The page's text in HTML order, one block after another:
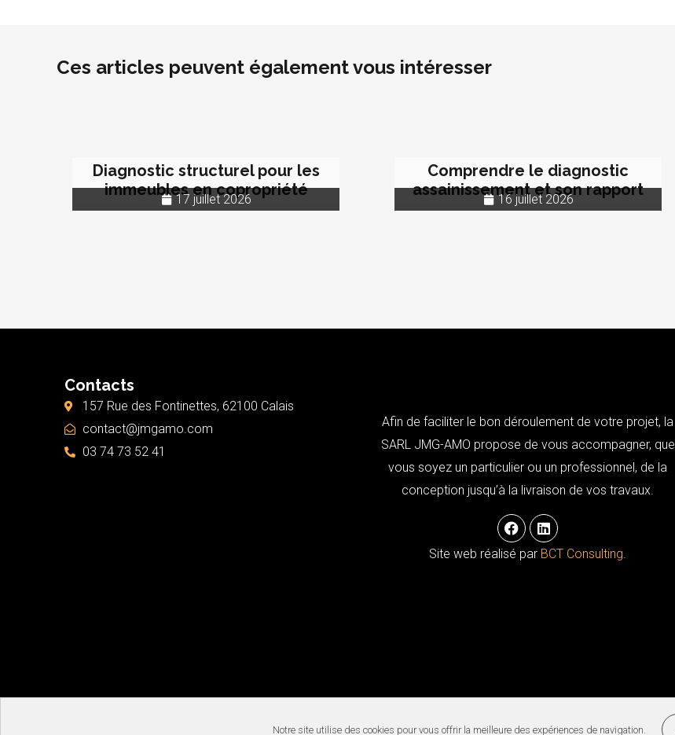
Notre site utilise des cookies pour vous offrir la meilleure des expériences de navigation.
Ces articles peuvent également vous intéresser
Diagnostic structurel pour les
immeubles en copropriété
17 juillet 2026
Comprendre le diagnostic
assainissement et son rapport
16 juillet 2026
Contacts
157 Rue des Fontinettes, 62100 Calais
contact@jmgamo.com
03 74 73 52 41
Afin de faciliter le bon déroulement de votre projet, la
SARL JMG-AMO propose de vous accompagner, que
vous soyez un particulier ou un professionnel, de la
conception jusqu’à la livraison de vos travaux.
F
a
c
e
L
i
n
k
Site web réalisé par BCT Consulting.
Copyright ©2026 JMGAMO | Tous droits réservés